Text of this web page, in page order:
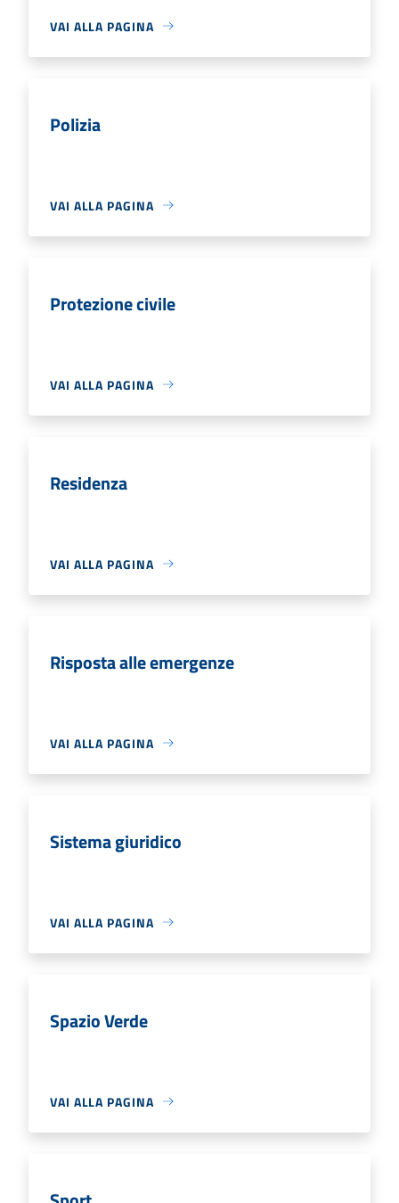
VAI ALLA PAGINA
Polizia
VAI ALLA PAGINA
Protezione civile
VAI ALLA PAGINA
Residenza
VAI ALLA PAGINA
Risposta alle emergenze
VAI ALLA PAGINA
Sistema giuridico
VAI ALLA PAGINA
Spazio Verde
VAI ALLA PAGINA